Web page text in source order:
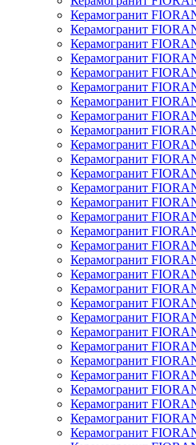
Керамогранит
Керамогранит
Керамогранит
Керамогранит
Керамогранит
Керамогранит
Керамогранит
Керамогранит
Керамогранит
Керамогранит
Керамогранит
Керамогранит
Керамогранит
Керамогранит
Керамогранит
Керамогранит
Керамогранит
Керамогранит
Керамогранит
Керамогранит
Керамогранит
Керамогранит
Керамогранит
Керамогранит
Керамогранит
Керамогранит
Керамогранит
Керамогранит
Керамогранит
Керамогранит